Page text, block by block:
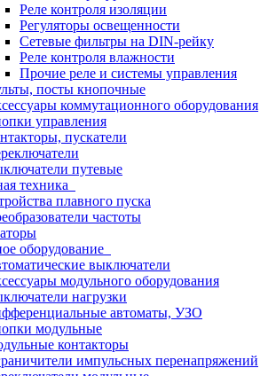
Реле контроля изоляции
Регуляторы освещенности
Сетевые фильтры на DIN-рейку
Реле контроля влажности
Прочие реле и системы управления
посты кнопочные
коммутационного оборудования
управления
пускатели
путевые
техника
плавного пуска
частоты
оборудование
выключатели
модульного оборудования
нагрузки
автоматы, УЗО
модульные
контакторы
импульсных перенапряжений